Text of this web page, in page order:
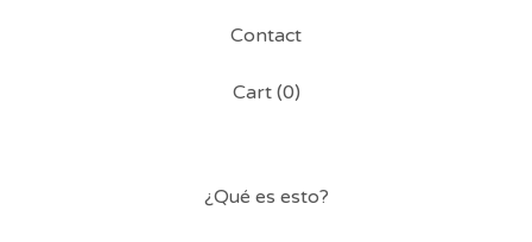
Contact
Cart (0)
¿Qué es esto?